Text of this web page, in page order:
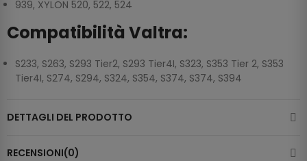
939, XYLON 520, 522, 524
Compatibilità Valtra:
S233, S263, S293 Tier2, S293 Tier4I, S323, S353 Tier 2, S353
Tier4I, S274, S294, S324, S354, S374, S374, S394
DETTAGLI DEL PRODOTTO
RECENSIONI(0)